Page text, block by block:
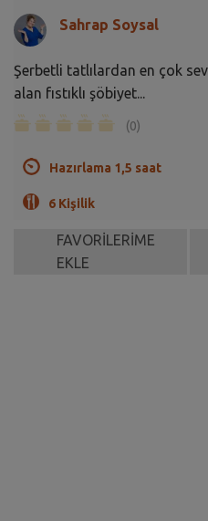
Sahrap Soysal
Şerbetli tatlılardan en çok
alan fıstıklı şöbiyet...
(0)
Hazırlama 1,5 saat
6 Kişilik
FAVORİLERİME
EKLE